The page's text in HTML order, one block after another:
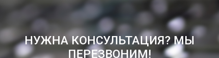
НУЖНА КОНСУЛЬТАЦИЯ? МЫ
ПЕРЕЗВОНИМ!